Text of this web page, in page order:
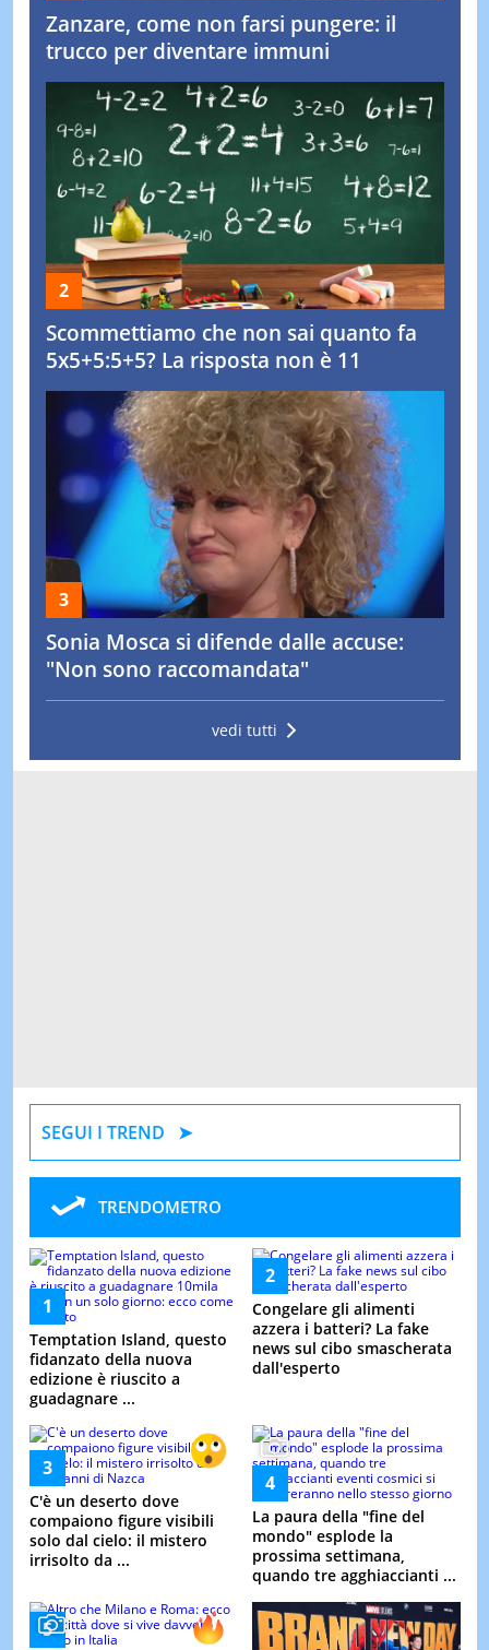
Zanzare, come non farsi pungere: il
trucco per diventare immuni
Scommettiamo che non sai quanto fa
5x5+5:5+5? La risposta non è 11
Sonia Mosca si difende dalle accuse:
"Non sono raccomandata"
vedi tutti
SEGUI I TREND
TRENDOMETRO
Temptation Island, questo
fidanzato della nuova
edizione è riuscito a
guadagnare ...
Congelare gli alimenti
azzera i batteri? La fake
news sul cibo smascherata
dall'esperto
C'è un deserto dove
compaiono figure visibili
solo dal cielo: il mistero
irrisolto da ...
La paura della "fine del
mondo" esplode la
prossima settimana,
quando tre agghiaccianti ...